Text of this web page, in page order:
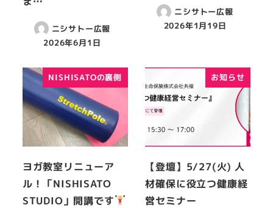
ニシサトー広報
2026年6月1日
ニシサトー広報
2026年1月19日
NISHISATOの裏側
ヨガ教室リニューア
ル！「NISHISATO
STUDIO」開講です
お知らせ
【登壇】5/27(火) 人
材確保に役立つ健康経
営セミナー